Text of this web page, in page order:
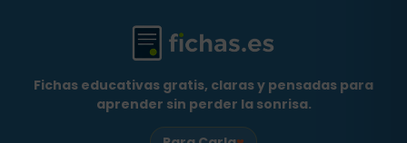
Fichas educativas gratis, claras y pensadas para
aprender sin perder la sonrisa.